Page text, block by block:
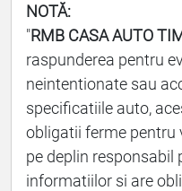
NOTĂ:
"RMB CASA AUTO
raspunderea pentru
neintentionate sau
specificatiile auto,
obligatii ferme pentru
pe deplin responsabil
informatiilor si are